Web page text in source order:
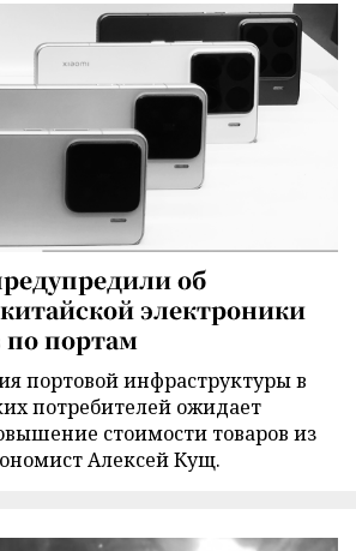
об
электроники
по портам
портовой инфраструктуры в
потребителей ожидает
стоимости товаров из
Алексей Кущ.